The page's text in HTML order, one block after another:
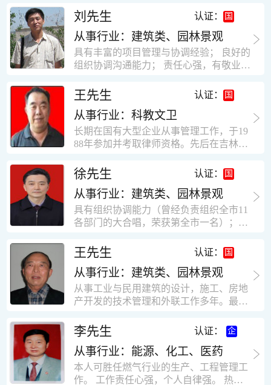
方。1987至1981988年爱聘于郑州市荥阳
第二建筑公司，任郑州市天然气公司基地
建设项目施工员。该项目有15层办公楼及
裙楼一栋8000平方。框架结构。住宅楼4
栋16000平方，6层砖混结构。1989年至19
术负责人，该项目为水泥生产线，该项目
有圆形连体熟料仓12，每个直径9米高41
米，砖混结构，皮带运输走廊一个，框架
结构长185米，高5.2米的框架结构。1991
年调入新乡市新营建筑公司历任：七里三
营乡刘庄火力发电厂项目经理，该项目有
平方装配式工业厂房，焦作市林果住宅小
区项目经理，该项目有住宅楼9栋6层砖混
结构，总建筑面积36000平方米。2004年
限公司专业监理工程师，广东重工监理有
限公司任专业监理工程师，监督的工程
有：广东东莞市花润雪花啤酒厂二期扩建
工程，该工程有钢结构工业厂房2栋，每
栋9000平方米。东莞市新世纪花苑，该工
场；一栋17层。2栋总面积32000平方米，
框架结构。南奥园金州商业步行街等工
程。30年的工作经验积累，使自己能适应
建筑行业的多种工作岗位。
识，能够合理高效的做好企业内部管理和
人员结构调整；具有大型工程及房地产公
司管理经验，以及公关的能力和商务谈判
能力。 ? 自认为是个有良好职业道德、有
责任心、有敬业精神，能承受巨大工作压
力的职业经理人！……
员、理事。高级工程师，执业药师，中国
药学会高级会员。享受国务院津贴专家。
丙戊酸镁缓释片及其制备工艺国家发明专
利人。
刘先生 认证：
从事行业：建筑类、园林景观
具有丰富的项目管理与协调经验； 良好的
组织协调沟通能力； 责任心强，有敬业创
闭路电视监控系统、防盗报警系统、门禁
一卡通系统、停车场管理系统、巡更系
统、远程抄表系统等相关系统主流产品，
有较强的售前技术支持能力，并具有较丰
富的设备调试经验； 能独立完成系统集成
建与扩充经验，并具备教育训练能力；
王先生 认证：
从事行业：科教文卫
长期在国有大型企业从事管理工作，于19
88年参加并考取律师资格。先后在吉林油
辽宁华夏律师事务所和辽宁鑫诺律师事务
所执业。王律师在数十年的执业经历中，
多次与美国、英国、香港、北京、深圳等
地的律师共同办理法律事务。 对民商事的
诉讼和非诉讼的合同纠纷、劳动纠纷、债
对刑事案件、仲裁案件都颇有造诣。尤其
擅长处理涉及公司管理、企业改制，资产
收购重组等法律业务。王律师有多篇学术
论文在省部级会议和刊物上发表。数十年
的执业经历中，王律师经办了数百起诉讼
和非诉讼案件，取得了较好的经济效益和
律师一贯的工作作风；法律第一和当事人
合法权益第一，忠诚和敬业是王福营律师
的永恒的追求。
徐先生 认证：
从事行业：建筑类、园林景观
具有组织协调能力（曾经负责组织全市11
各部门的大合唱，荣获第全市一名）；知
等领域）；实际工作能力强，且经验丰
富。
王先生 认证：
从事行业：建筑类、园林景观
从事工业与民用建筑的设计，施工、房地
产开发的技术管理和外联工作多年。最大
最高26层。基础理论和专业技术知识功底
深厚，能熟练从事复杂技术工程的设计与
计算工作，有丰富的大中型工程项目的施
工技术经验。知识广博，设计、施工、予
决算、资产评估等都有较深造诣。曾独立
李先生 认证：
从事行业：能源、化工、医药
本人可胜任燃气行业的生产、工程管理工
作。 工作责任心强，个人自律强。 热爱